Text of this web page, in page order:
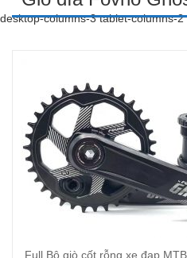
desktop-columns-3 tablet-columns-2